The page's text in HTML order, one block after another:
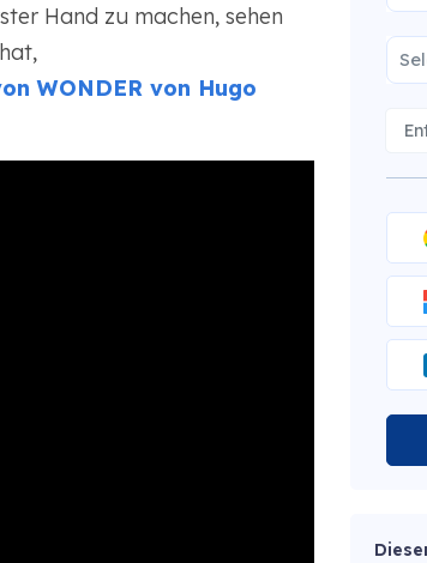
Hand zu machen, sehen
WONDER von Hugo